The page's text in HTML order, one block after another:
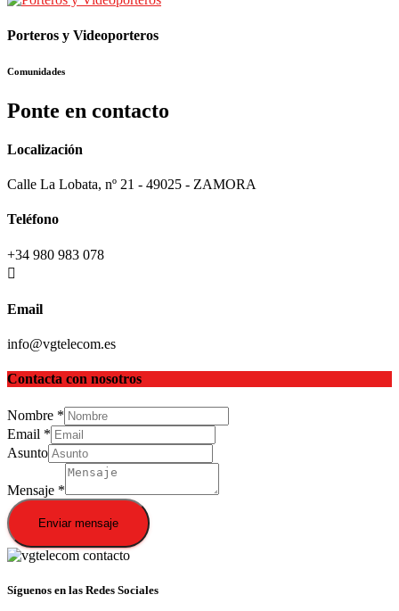
Porteros y Videoporteros
Comunidades
Ponte en contacto
Localización
Calle La Lobata, nº 21 - 49025 - ZAMORA
Teléfono
+34 980 983 078
Email
info@vgtelecom.es
Contacta con nosotros
Nombre *
Email *
Asunto
Mensaje *
Enviar mensaje
Síguenos en las Redes Sociales